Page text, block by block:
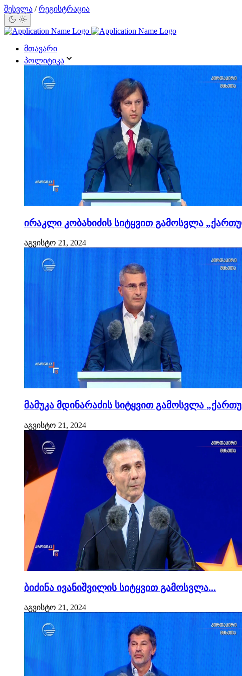
შესვლა / რეგისტრაცია
მთავარი
პოლიტიკა
ირაკლი კობახიძის სიტყვით გამოსვლა
აგვისტო 21, 2024
მამუკა მდინარაძის სიტყვით გამოსვლა
აგვისტო 21, 2024
ბიძინა ივანიშვილის სიტყვით გამოსვლა...
აგვისტო 21, 2024